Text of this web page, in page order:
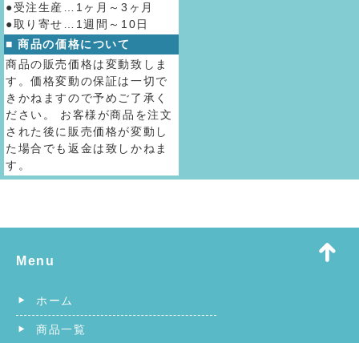
●受注生産…1ヶ月～3ヶ月
●取り寄せ…1週間～10日
■ 商品の価格について
商品の販売価格は変動致しま
す。価格変動の保証は一切で
きかねますので予めご了承く
ださい。 お客様が商品を注文
された後に販売価格が変動し
た場合でも返金は致しかねま
す。
Menu
ホーム
商品一覧